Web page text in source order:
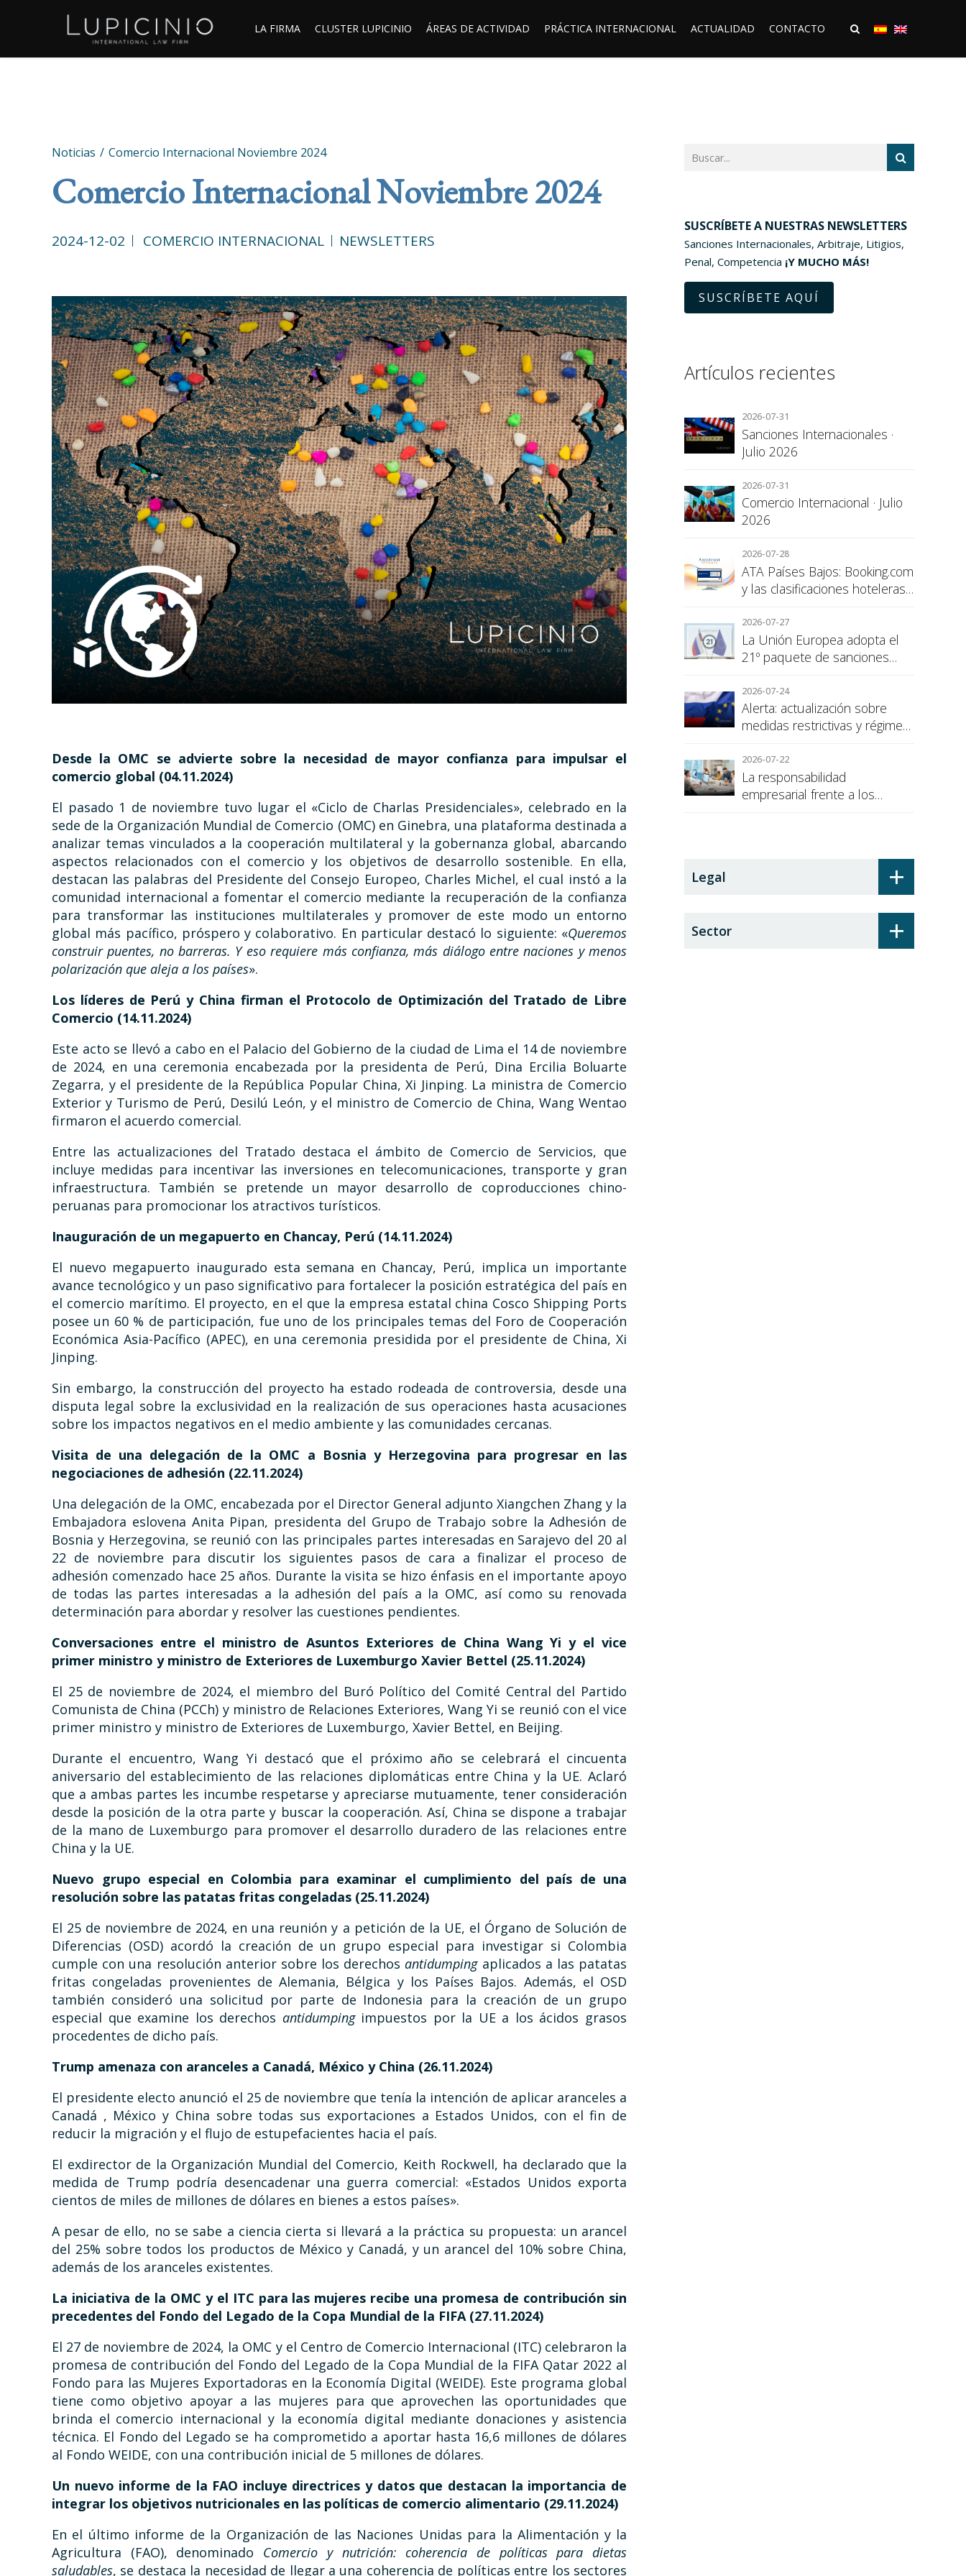
LA FIRMA CLUSTER LUPICINIO ÁREAS DE ACTIVIDAD PRÁCTICA INTERNACIONAL ACTUALIDAD CONTACTO
Noticias Comercio Internacional Noviembre 2024
Comercio Internacional Noviembre 2024
2024-12-02 COMERCIO INTERNACIONAL NEWSLETTERS
Desde la OMC se advierte sobre la necesidad de mayor confianza para impulsar el
comercio global (04.11.2024)
El pasado 1 de noviembre tuvo lugar el «Ciclo de Charlas Presidenciales», celebrado en la
sede de la Organización Mundial de Comercio (OMC) en Ginebra, una plataforma destinada a
analizar temas vinculados a la cooperación multilateral y la gobernanza global, abarcando
aspectos relacionados con el comercio y los objetivos de desarrollo sostenible. En ella,
destacan las palabras del Presidente del Consejo Europeo, Charles Michel, el cual instó a la
comunidad internacional a fomentar el comercio mediante la recuperación de la confianza
para transformar las instituciones multilaterales y promover de este modo un entorno
global más pacífico, próspero y colaborativo. En particular destacó lo siguiente: «Queremos
construir puentes, no barreras. Y eso requiere más confianza, más diálogo entre naciones y menos
polarización que aleja a los países».
Los líderes de Perú y China firman el Protocolo de Optimización del Tratado de Libre
Comercio (14.11.2024)
Este acto se llevó a cabo en el Palacio del Gobierno de la ciudad de Lima el 14 de noviembre
de 2024, en una ceremonia encabezada por la presidenta de Perú, Dina Ercilia Boluarte
Zegarra, y el presidente de la República Popular China, Xi Jinping. La ministra de Comercio
Exterior y Turismo de Perú, Desilú León, y el ministro de Comercio de China, Wang Wentao
firmaron el acuerdo comercial.
Entre las actualizaciones del Tratado destaca el ámbito de Comercio de Servicios, que
incluye medidas para incentivar las inversiones en telecomunicaciones, transporte y gran
infraestructura. También se pretende un mayor desarrollo de coproducciones chino-
peruanas para promocionar los atractivos turísticos.
Inauguración de un megapuerto en Chancay, Perú (14.11.2024)
El nuevo megapuerto inaugurado esta semana en Chancay, Perú, implica un importante
avance tecnológico y un paso significativo para fortalecer la posición estratégica del país en
el comercio marítimo. El proyecto, en el que la empresa estatal china Cosco Shipping Ports
posee un 60 % de participación, fue uno de los principales temas del Foro de Cooperación
Económica Asia-Pacífico (APEC), en una ceremonia presidida por el presidente de China, Xi
Jinping.
Sin embargo, la construcción del proyecto ha estado rodeada de controversia, desde una
disputa legal sobre la exclusividad en la realización de sus operaciones hasta acusaciones
sobre los impactos negativos en el medio ambiente y las comunidades cercanas.
Visita de una delegación de la OMC a Bosnia y Herzegovina para progresar en las
negociaciones de adhesión (22.11.2024)
Una delegación de la OMC, encabezada por el Director General adjunto Xiangchen Zhang y la
Embajadora eslovena Anita Pipan, presidenta del Grupo de Trabajo sobre la Adhesión de
Bosnia y Herzegovina, se reunió con las principales partes interesadas en Sarajevo del 20 al
22 de noviembre para discutir los siguientes pasos de cara a finalizar el proceso de
adhesión comenzado hace 25 años. Durante la visita se hizo énfasis en el importante apoyo
de todas las partes interesadas a la adhesión del país a la OMC, así como su renovada
determinación para abordar y resolver las cuestiones pendientes.
Conversaciones entre el ministro de Asuntos Exteriores de China Wang Yi y el vice
primer ministro y ministro de Exteriores de Luxemburgo Xavier Bettel (25.11.2024)
El 25 de noviembre de 2024, el miembro del Buró Político del Comité Central del Partido
Comunista de China (PCCh) y ministro de Relaciones Exteriores, Wang Yi se reunió con el vice
primer ministro y ministro de Exteriores de Luxemburgo, Xavier Bettel, en Beijing.
Durante el encuentro, Wang Yi destacó que el próximo año se celebrará el cincuenta
aniversario del establecimiento de las relaciones diplomáticas entre China y la UE. Aclaró
que a ambas partes les incumbe respetarse y apreciarse mutuamente, tener consideración
desde la posición de la otra parte y buscar la cooperación. Así, China se dispone a trabajar
de la mano de Luxemburgo para promover el desarrollo duradero de las relaciones entre
China y la UE.
Nuevo grupo especial en Colombia para examinar el cumplimiento del país de una
resolución sobre las patatas fritas congeladas (25.11.2024)
El 25 de noviembre de 2024, en una reunión y a petición de la UE, el Órgano de Solución de
Diferencias (OSD) acordó la creación de un grupo especial para investigar si Colombia
cumple con una resolución anterior sobre los derechosantidumpingaplicados a las patatas
fritas congeladas provenientes de Alemania, Bélgica y los Países Bajos. Además, el OSD
también consideró una solicitud por parte de Indonesia para la creación de un grupo
especial que examine los derechos antidumpingimpuestos por la UE a los ácidos grasos
procedentes de dicho país.
Trump amenaza con aranceles a Canadá, México y China (26.11.2024)
El presidente electo anunció el 25 de noviembre que tenía la intención de aplicar aranceles a
Canadá , México y China sobre todas sus exportaciones a Estados Unidos, con el fin de
reducir la migración y el flujo de estupefacientes hacia el país.
El exdirector de la Organización Mundial del Comercio, Keith Rockwell, ha declarado que la
medida de Trump podría desencadenar una guerra comercial: «Estados Unidos exporta
cientos de miles de millones de dólares en bienes a estos países».
A pesar de ello, no se sabe a ciencia cierta si llevará a la práctica su propuesta: un arancel
del 25% sobre todos los productos de México y Canadá, y un arancel del 10% sobre China,
además de los aranceles existentes.
La iniciativa de la OMC y el ITC para las mujeres recibe una promesa de contribución sin
precedentes del Fondo del Legado de la Copa Mundial de la FIFA (27.11.2024)
El 27 de noviembre de 2024, la OMC y el Centro de Comercio Internacional (ITC) celebraron la
promesa de contribución del Fondo del Legado de la Copa Mundial de la FIFA Qatar 2022 al
Fondo para las Mujeres Exportadoras en la Economía Digital (WEIDE). Este programa global
tiene como objetivo apoyar a las mujeres para que aprovechen las oportunidades que
brinda el comercio internacional y la economía digital mediante donaciones y asistencia
técnica. El Fondo del Legado se ha comprometido a aportar hasta 16,6 millones de dólares
al Fondo WEIDE, con una contribución inicial de 5 millones de dólares.
Un nuevo informe de la FAO incluye directrices y datos que destacan la importancia de
integrar los objetivos nutricionales en las políticas de comercio alimentario (29.11.2024)
En el último informe de la Organización de las Naciones Unidas para la Alimentación y la
Agricultura (FAO), denominado Comercio y nutrición: coherencia de políticas para dietas
saludables, se destaca la necesidad de llegar a una coherencia de políticas entre los sectores
SUSCRÍBETE A NUESTRAS NEWSLETTERS
Sanciones Internacionales, Arbitraje, Litigios,
Penal, Competencia ¡Y MUCHO MÁS!
SUSCRÍBETE AQUÍ
Artículos recientes
2026-07-31
Sanciones Internacionales ·
Julio 2026
2026-07-31
Comercio Internacional · Julio
2026
2026-07-28
ATA Países Bajos: Booking.com
y las clasificaciones hoteleras,
para el consumidor
2026-07-27
La Unión Europea adopta el
21º paquete de sanciones
2026-07-24
Alerta: actualización sobre
medidas restrictivas y régimen
2026-07-22
La responsabilidad
empresarial frente a los
+
Legal
+
Sector